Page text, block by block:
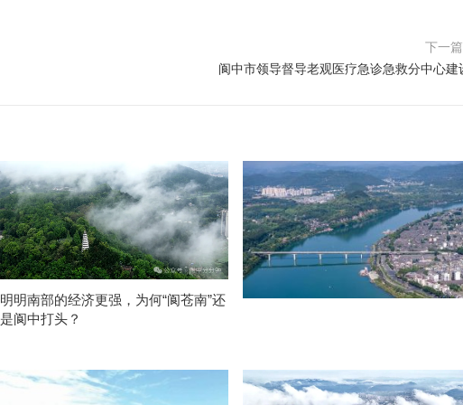
下一
阆中市领导督导老观医疗急诊急救分中心建
明明南部的经济更强，为何“阆苍南”还
是阆中打头？